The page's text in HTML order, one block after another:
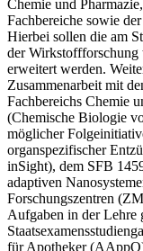
Chemie und
Fachbereiche sowie
Hierbei sollen die am
der Wirkstoffforschung
erweitert werden.
Zusammenarbeit mit
Fachbereichs Chemie
(Chemische Biologie
möglicher
organspezifischer
inSight), dem SFB
adaptiven
Forschungszentren
Aufgaben in der Lehre
für Apotheker